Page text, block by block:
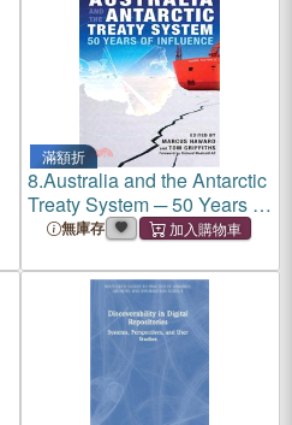
滿額折
8.Australia and the Antarctic
Treaty System ─ 50 Years of
Influence
無庫存